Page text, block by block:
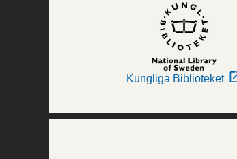
Kungliga Biblioteket